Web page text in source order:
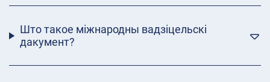
Што такое міжнародны вадзіцельскі
дакумент?